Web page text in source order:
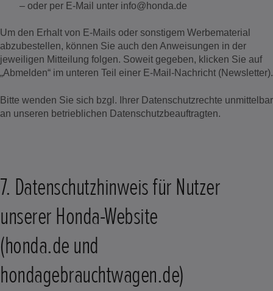
– oder per E-Mail unter info@honda.de
Um den Erhalt von E-Mails oder sonstigem Werbematerial
abzubestellen, können Sie auch den Anweisungen in der
jeweiligen Mitteilung folgen. Soweit gegeben, klicken Sie auf
„Abmelden“ im unteren Teil einer E-Mail-Nachricht (Newsletter).
Bitte wenden Sie sich bzgl. Ihrer Datenschutzrechte unmittelbar
an unseren betrieblichen Datenschutzbeauftragten.
7. Datenschutzhinweis für Nutzer
unserer Honda-Website
(honda.de und
hondagebrauchtwagen.de)